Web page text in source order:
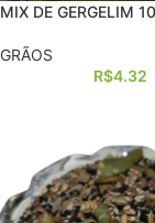
MIX DE GERGELIM
GRÃOS
R$4.32